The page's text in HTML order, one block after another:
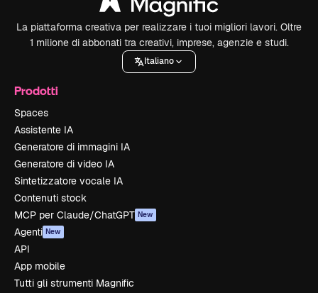
La piattaforma creativa per realizzare i tuoi migliori lavori. Oltre
1 milione di abbonati tra creativi, imprese, agenzie e studi.
Italiano
Prodotti
Spaces
Assistente IA
Generatore di immagini IA
Generatore di video IA
Sintetizzatore vocale IA
Contenuti stock
MCP per Claude/ChatGPT New
Agenti New
API
App mobile
Tutti gli strumenti Magnific